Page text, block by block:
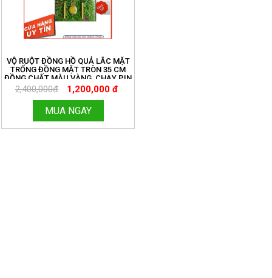
VỘ RUỘT ĐỒNG HỒ QUẢ LẮC MẶT
TRỐNG ĐỒNG MẶT TRÒN 35 CM
ĐỒNG CHẤT MÀU VÀNG, CHẠY PIN
TIỂU ĐƠN GIẢN. MIỄN SHIP TOÀN
QUỐC. ĐỒNG HỒ THANH HÙNG.
2,400,000đ 1,200,000 đ
MUA NGAY